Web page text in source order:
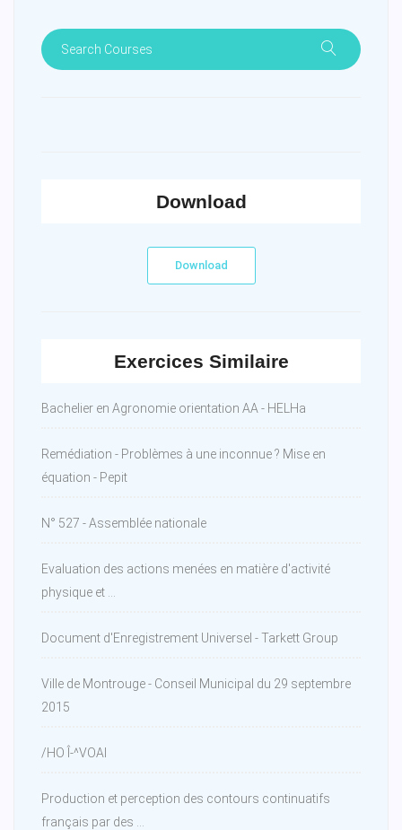
Download
Download
Exercices Similaire
Bachelier en Agronomie orientation AA - HELHa
Remédiation - Problèmes à une inconnue ? Mise en
équation - Pepit
N° 527 - Assemblée nationale
Evaluation des actions menées en matière d'activité
physique et ...
Document d'Enregistrement Universel - Tarkett Group
Ville de Montrouge - Conseil Municipal du 29 septembre
2015
/HO Î-^VOAI
Production et perception des contours continuatifs
français par des ...